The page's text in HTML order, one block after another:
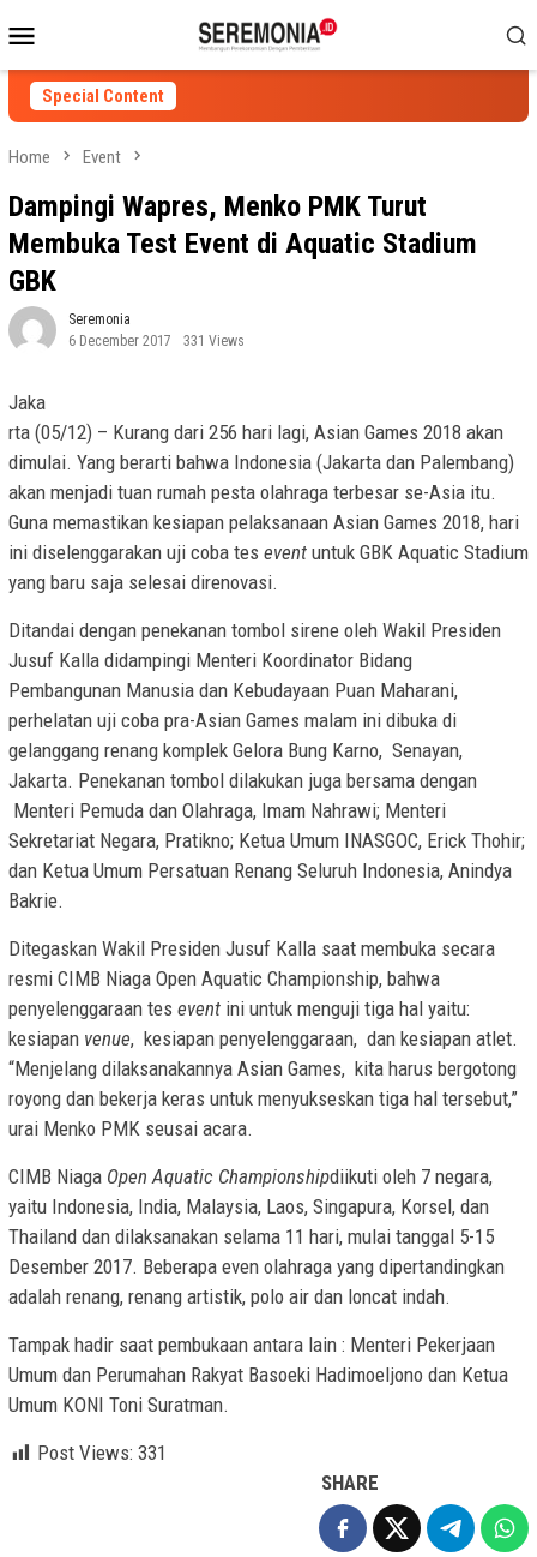
to
contentMenu
Special Content
Home Event
Dampingi Wapres, Menko PMK Turut
Membuka Test Event di Aquatic Stadium
GBK
Seremonia
6 December 2017
331 Views
Jaka
rta (05/12) – Kurang dari 256 hari lagi, Asian Games 2018 akan
dimulai. Yang berarti bahwa Indonesia (Jakarta dan Palembang)
akan menjadi tuan rumah pesta olahraga terbesar se-Asia itu.
Guna memastikan kesiapan pelaksanaan Asian Games 2018, hari
ini diselenggarakan uji coba tes event untuk GBK Aquatic Stadium
yang baru saja selesai direnovasi.
Ditandai dengan penekanan tombol sirene oleh Wakil Presiden
Jusuf Kalla didampingi Menteri Koordinator Bidang
Pembangunan Manusia dan Kebudayaan Puan Maharani,
perhelatan uji coba pra-Asian Games malam ini dibuka di
gelanggang renang komplek Gelora Bung Karno, Senayan,
Jakarta. Penekanan tombol dilakukan juga bersama dengan
Menteri Pemuda dan Olahraga, Imam Nahrawi; Menteri
Sekretariat Negara, Pratikno; Ketua Umum INASGOC, Erick Thohir;
dan Ketua Umum Persatuan Renang Seluruh Indonesia, Anindya
Bakrie.
Ditegaskan Wakil Presiden Jusuf Kalla saat membuka secara
resmi CIMB Niaga Open Aquatic Championship, bahwa
penyelenggaraan tes event ini untuk menguji tiga hal yaitu:
kesiapan venue, kesiapan penyelenggaraan, dan kesiapan atlet.
“Menjelang dilaksanakannya Asian Games, kita harus bergotong
royong dan bekerja keras untuk menyukseskan tiga hal tersebut,”
urai Menko PMK seusai acara.
CIMB Niaga Open Aquatic Championshipdiikuti oleh 7 negara,
yaitu Indonesia, India, Malaysia, Laos, Singapura, Korsel, dan
Thailand dan dilaksanakan selama 11 hari, mulai tanggal 5-15
Desember 2017. Beberapa even olahraga yang dipertandingkan
adalah renang, renang artistik, polo air dan loncat indah.
Tampak hadir saat pembukaan antara lain : Menteri Pekerjaan
Umum dan Perumahan Rakyat Basoeki Hadimoeljono dan Ketua
Umum KONI Toni Suratman.
Post Views: 331
SHARE